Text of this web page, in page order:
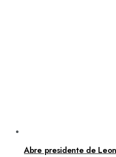
Abre presidente de